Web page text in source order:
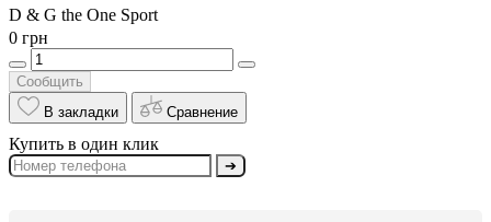
D & G the One Sport
0 грн
Сообщить
В закладки
Сравнение
Купить в один клик
➔